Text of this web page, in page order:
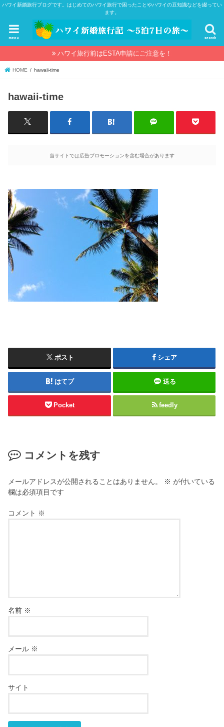
ハワイ新婚旅行ブログです。はじめてのハワイ旅行で困ったことやハワイの豆知識などを綴ってい
ます。
search
menu
ハワイ旅行前はESTA申請にご注意を！
HOME hawaii‐time
hawaii‐time
当サイトでは広告プロモーションを含む場合があります
ポスト シェア
はてブ 送る
Pocket feedly
コメントを残す
メールアドレスが公開されることはありません。 ※ が付いている
欄は必須項目です
コメント ※
名前 ※
メール ※
サイト